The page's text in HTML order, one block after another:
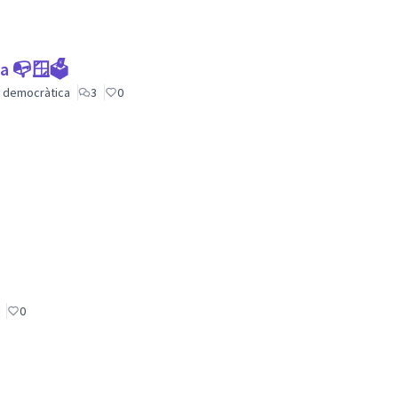
📭🪟🗳
democràtica 3 0
0